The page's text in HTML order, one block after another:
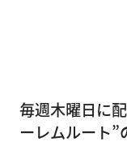
毎週木曜日に
ーレムルート”